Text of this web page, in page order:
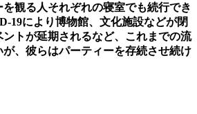
観る人それぞれの寝室でも続行でき
19により博物館、文化施設などが閉
トが延期されるなど、これまでの流
、彼らはパーティーを存続させ続け